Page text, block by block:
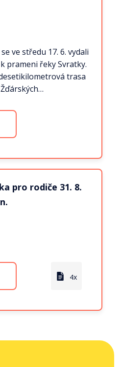
ve středu 17. 6. vydali
prameni řeky Svratky.
trasa
pro rodiče 31. 8.
4x